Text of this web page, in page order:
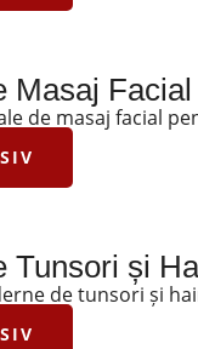
Masaj Facial
de masaj facial
Tunsori și
de tunsori și